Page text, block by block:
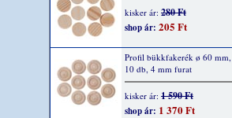
kisker ár: 280 Ft
shop ár: 205 Ft
Profil bükkfakerék ø 60
10 db, 4 mm furat
kisker ár: 1 590 Ft
shop ár: 1 370 Ft